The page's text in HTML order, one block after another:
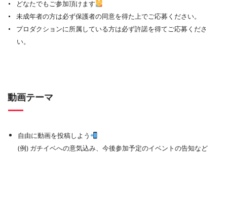
どなたでもご参加頂けます
未成年者の方は必ず保護者の同意を得た上でご応募ください。
プロダクションに所属している方は必ず許諾を得てご応募くださ
い。
動画テーマ
自由に動画を投稿しよう
(例) ガチイベへの意気込み、今後参加予定のイベントの告知など